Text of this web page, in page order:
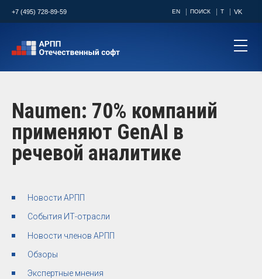
+7 (495) 728-89-59 EN ПОИСК T VK
Naumen: 70% компаний
применяют GenAI в
речевой аналитике
Новости АРПП
События ИТ-отрасли
Новости членов АРПП
Обзоры
Экспертные мнения